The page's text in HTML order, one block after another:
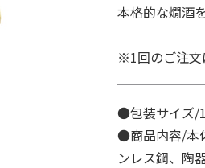
本格的な燗酒
※1回のご注文
●包装サイズ
●商品内容/本
ンレス鋼、陶